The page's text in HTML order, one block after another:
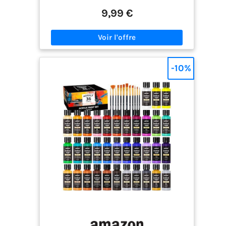
offrent une couverture excellente, des couleurs
durables et résistantes à la décoloration. Parfait
expérimentés. Polyvalente – fonctionne sur
presque toutes les surfaces – Utilisez cette
céramique, verre, plastique, tissu, papier et plus
encore. Idéale pour la décoration de Noël, la
customisation de pots de fleurs, la peinture sur
galets, ou les projets scolaires. Permanente,
imperméable et résiste au temps – Une fois
sèche, cette peinture acrylique devient waterproof
et ne s'efface pas. Vos créations resteront belles
pendant des années, que ce soit sur un tableau
exposé au mur ou sur un pot de fleurs placé à
l'extérieur. Ne craque pas et ne s'écaille pas.
Sécurité pour les enfants – Non toxique et
conforme aux normes – Cette peinture est non
toxique, sans odeur, et conforme aux normes
ASTM D4236 et EN71 (norme européenne). Dès 3
ans, les enfants peuvent peindre en toute
9,99 €
-10%